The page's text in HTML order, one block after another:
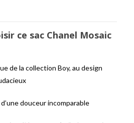
ce sac Chanel Mosaic
de la collection Boy, au design
douceur incomparable